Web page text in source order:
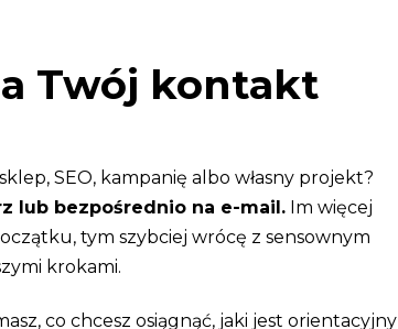
Twój kontakt
SEO, kampanię albo własny projekt?
lub bezpośrednio na e-mail. Im więcej
tym szybciej wrócę z sensownym
krokami.
co chcesz osiągnąć, jaki jest orientacyjny